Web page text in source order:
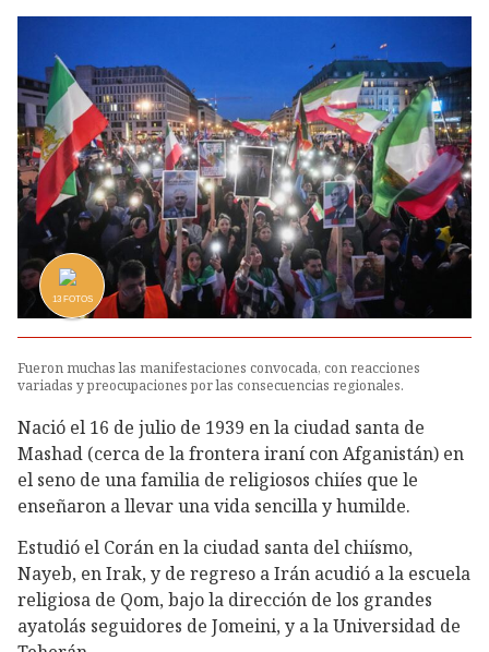
13FOTOS
Fueron muchas las manifestaciones convocada, con reacciones
variadas y preocupaciones por las consecuencias regionales.
Nació el 16 de julio de 1939 en la ciudad santa de
Mashad (cerca de la frontera iraní con Afganistán) en
el seno de una familia de religiosos chiíes que le
enseñaron a llevar una vida sencilla y humilde.
Estudió el Corán en la ciudad santa del chiísmo,
Nayeb, en Irak, y de regreso a Irán acudió a la escuela
religiosa de Qom, bajo la dirección de los grandes
ayatolás seguidores de Jomeini, y a la Universidad de